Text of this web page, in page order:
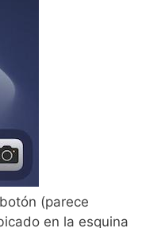
botón (parece
en la esquina